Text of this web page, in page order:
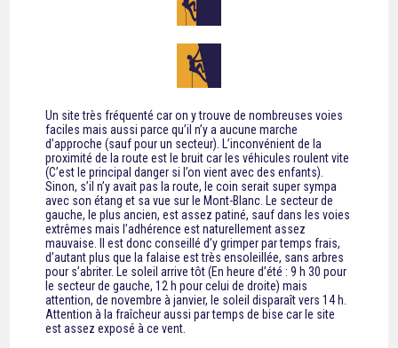
Un site très fréquenté car on y trouve de nombreuses voies
faciles mais aussi parce qu’il n’y a aucune marche
d’approche (sauf pour un secteur). L’inconvénient de la
proximité de la route est le bruit car les véhicules roulent vite
(C’est le principal danger si l’on vient avec des enfants).
Sinon, s’il n’y avait pas la route, le coin serait super sympa
avec son étang et sa vue sur le Mont-Blanc. Le secteur de
gauche, le plus ancien, est assez patiné, sauf dans les voies
extrêmes mais l’adhérence est naturellement assez
mauvaise. Il est donc conseillé d’y grimper par temps frais,
d’autant plus que la falaise est très ensoleillée, sans arbres
pour s’abriter. Le soleil arrive tôt (En heure d’été : 9 h 30 pour
le secteur de gauche, 12 h pour celui de droite) mais
attention, de novembre à janvier, le soleil disparaît vers 14 h.
Attention à la fraîcheur aussi par temps de bise car le site
est assez exposé à ce vent.